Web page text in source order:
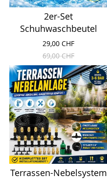
2er-Set
Schuhwaschbeutel
29,00 CHF
69,00 CHF
Terrassen-Nebelsystem